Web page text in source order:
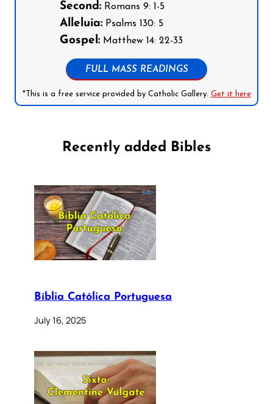
Second: Romans 9: 1-5
Alleluia: Psalms 130: 5
Gospel: Matthew 14: 22-33
FULL MASS READINGS
*This is a free service provided by Catholic Gallery. Get it here
Recently added Bibles
Bíblia Católica Portuguesa
July 16, 2025